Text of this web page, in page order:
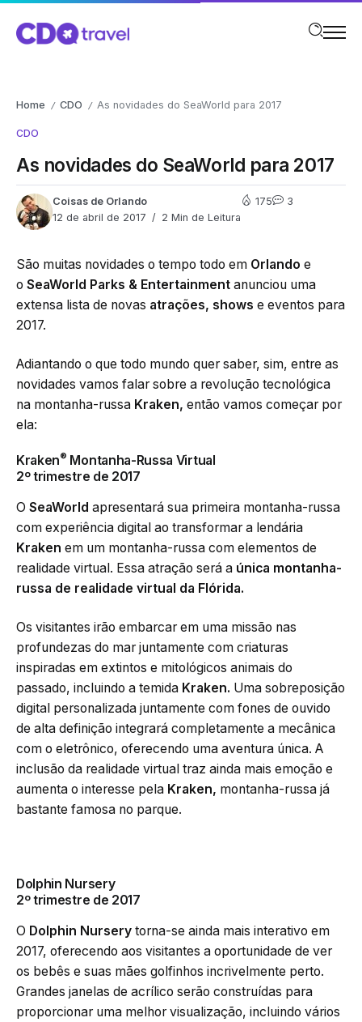
Home / CDO / As novidades do SeaWorld para 2017
CDO
As novidades do SeaWorld para 2017
Coisas de Orlando
12 de abril de 2017
2 Min de Leitura
175 3
São muitas novidades o tempo todo em Orlando e
o SeaWorld Parks & Entertainment anunciou uma
extensa lista de novas atrações, shows e eventos para
2017.
Adiantando o que todo mundo quer saber, sim, entre as
novidades vamos falar sobre a revolução tecnológica
na montanha-russa Kraken, então vamos começar por
ela:
Kraken® Montanha-Russa Virtual
2º trimestre de 2017
O SeaWorld apresentará sua primeira montanha-russa
com experiência digital ao transformar a lendária
Kraken em um montanha-russa com elementos de
realidade virtual. Essa atração será a única montanha-
russa de realidade virtual da Flórida.
Os visitantes irão embarcar em uma missão nas
profundezas do mar juntamente com criaturas
inspiradas em extintos e mitológicos animais do
passado, incluindo a temida Kraken. Uma sobreposição
digital personalizada juntamente com fones de ouvido
de alta definição integrará completamente a mecânica
com o eletrônico, oferecendo uma aventura única. A
inclusão da realidade virtual traz ainda mais emoção e
aumenta o interesse pela Kraken, montanha-russa já
bastante famosa no parque.
Dolphin Nursery
2º trimestre de 2017
O Dolphin Nursery torna-se ainda mais interativo em
2017, oferecendo aos visitantes a oportunidade de ver
os bebês e suas mães golfinhos incrivelmente perto.
Grandes janelas de acrílico serão construídas para
proporcionar uma melhor visualização, incluindo vários